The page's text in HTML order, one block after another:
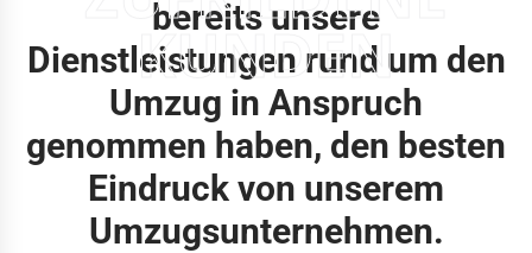
KUNDEN
bereits unsere
Dienstleistungen rund um den
Umzug in Anspruch
genommen haben, den besten
Eindruck von unserem
Umzugsunternehmen.